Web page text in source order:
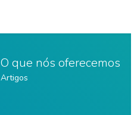
O que nós oferecemos
Artigos